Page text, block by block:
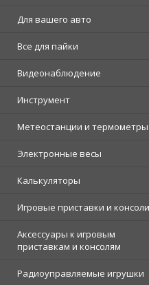
Для вашего авто
Все для пайки
Видеонаблюдение
Инструмент
Метеостанции и термометры
Электронные весы
Калькуляторы
Игровые приставки и консоли
Аксессуары к игровым
приставкам и консолям
Радиоуправляемые игрушки